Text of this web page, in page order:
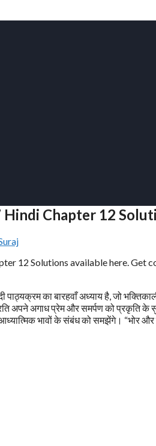
Chapter 12
12 Solutions available here. Get
पाठ्यक्रम का बारहवाँ अध्याय है, जो
अपने अगाध प्रेम और समर्पण को प्रकृति
भावों के संबंध को समझेंगे। “भोर और